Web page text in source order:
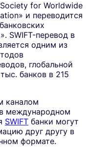
for Worldwide
и переводится
SWIFT-перевод в
одним из
глобальной
банков в 215
каналом
международном
SWIFT банки могут
друг другу в
формате.